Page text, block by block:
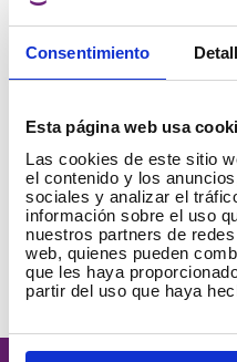
Consentimiento
Esta página web usa
Las cookies de este sitio
el contenido y los
sociales y analizar el
información sobre el uso
nuestros partners de
web, quienes pueden
que les haya
partir del uso que haya
Bolígrafo 3D: qué
vídeo
Leer más→